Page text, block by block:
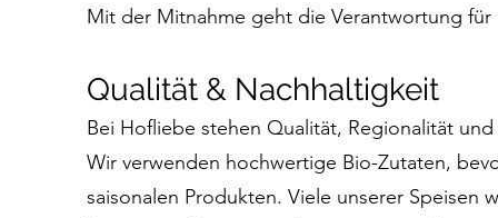
Mit der Mitnahme geht die Verantwortung
Qualität & Nachhaltigkeit
Bei Hofliebe stehen Qualität, Regionalität
Wir verwenden hochwertige Bio-Zutaten,
saisonalen Produkten. Viele unserer